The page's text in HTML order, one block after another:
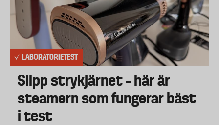
LABORATORIETEST
Slipp strykjärnet – här är
steamern som fungerar bäst
i test